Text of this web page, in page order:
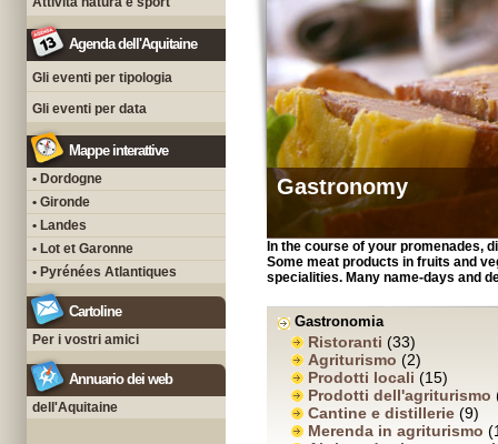
Agenda dell'Aquitaine
Gli eventi per tipologia
Gli eventi per data
Mappe interattive
• Dordogne
• Gironde
• Landes
• Lot et Garonne
• Pyrénées Atlantiques
Cartoline
Per i vostri amici
Annuario dei web
dell'Aquitaine
Gastronomy
In the course of your promenades,
Some meat products in fruits and
specialities. Many name-days and
Gastronomia
Ristoranti (33)
Agriturismo (2)
Prodotti locali (15)
Prodotti dell'agriturismo
Cantine e distillerie (9)
Merenda in agriturismo